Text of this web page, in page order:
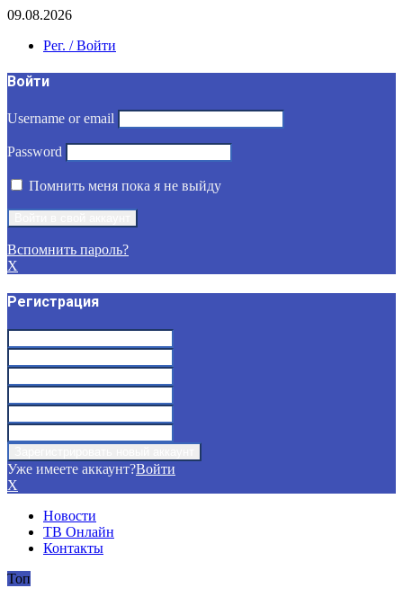
09.08.2026
Рег. / Войти
Войти
Username or email
Password
Помнить меня пока я не выйду
Вспомнить пароль?
X
Регистрация
Уже имеете аккаунт?Войти
X
Новости
ТВ Онлайн
Контакты
Топ